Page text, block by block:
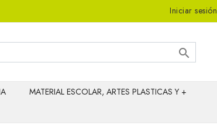
Iniciar sesión

MATERIAL ESCOLAR, ARTES PLASTICAS Y +